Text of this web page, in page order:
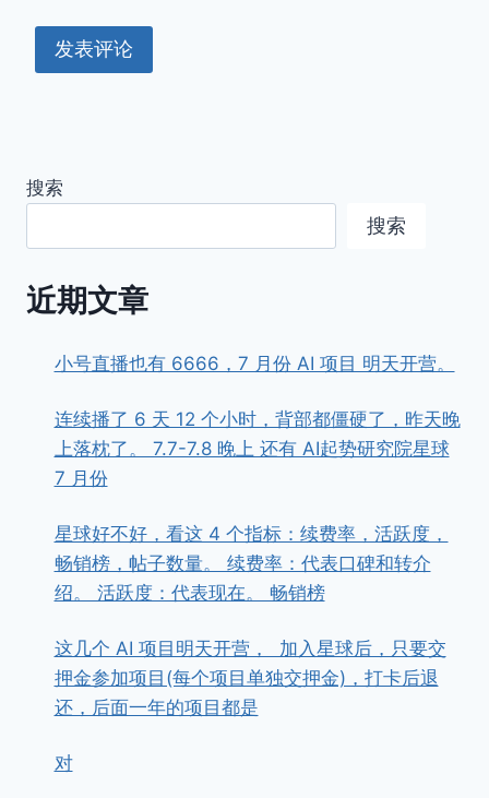
搜索
搜索
近期文章
小号直播也有 6666，7 月份 AI 项目 明天开营。
连续播了 6 天 12 个小时，背部都僵硬了，昨天晚
上落枕了。 7.7-7.8 晚上 还有 AI起势研究院星球
7 月份
星球好不好，看这 4 个指标：续费率，活跃度，
畅销榜，帖子数量。 续费率：代表口碑和转介
绍。 活跃度：代表现在。 畅销榜
这几个 AI 项目明天开营， ​ ​加入星球后，只要交
押金参加项目(每个项目单独交押金)，打卡后退
还，后面一年的项目都是
对